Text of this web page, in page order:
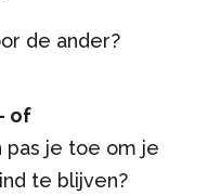
de ander?
of
pas je toe om je
te blijven?